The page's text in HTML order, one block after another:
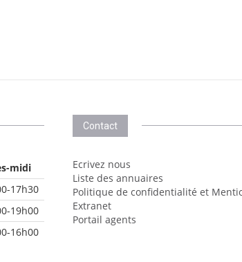
midi
17h30
19h00
16h00
Contact
Ecrivez nous
Liste des annuaires
Politique de confidentialité et
Extranet
Portail agents